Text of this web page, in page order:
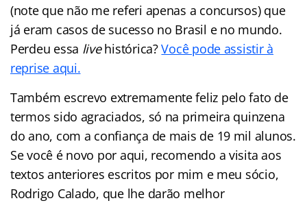
(note que não me referi apenas a concursos) que
já eram casos de sucesso no Brasil e no mundo.
Perdeu essa livehistórica?Você pode assistir à
reprise aqui.
Também escrevo extremamente feliz pelo fato de
termos sido agraciados, só na primeira quinzena
do ano, com a confiança de mais de 19 mil alunos.
Se você é novo por aqui, recomendo a visita aos
textos anteriores escritos por mim e meu sócio,
Rodrigo Calado, que lhe darão melhor